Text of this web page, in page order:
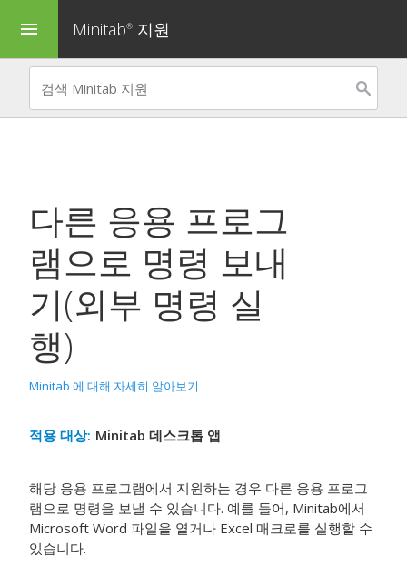
menu Minitab® 지원
다른 응용 프로그
램으로 명령 보내
기(외부 명령 실
행)
Minitab 에 대해 자세히 알아보기
적용 대상: Minitab 데스크톱 앱
해당 응용 프로그램에서 지원하는 경우 다른 응용 프로그
램으로 명령을 보낼 수 있습니다. 예를 들어, Minitab에서
Microsoft Word 파일을 열거나 Excel 매크로를 실행할 수
있습니다.